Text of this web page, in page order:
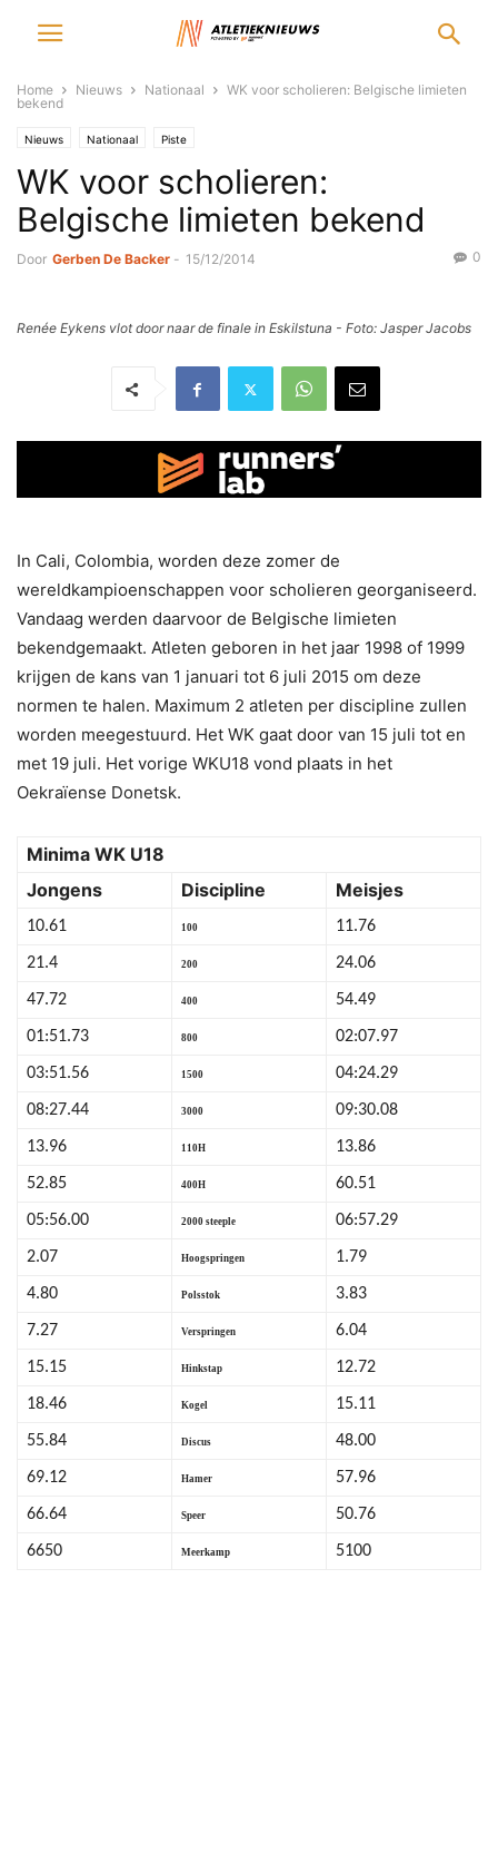
Home Nieuws Nationaal
WK voor scholieren: Belgische limieten
bekend
Nieuws Nationaal Piste
WK voor scholieren:
Belgische limieten bekend
Door Gerben De Backer - 15/12/2014 0
Renée Eykens vlot door naar de finale in Eskilstuna - Foto: Jasper Jacobs
In Cali, Colombia, worden deze zomer de
wereldkampioenschappen voor scholieren georganiseerd.
Vandaag werden daarvoor de Belgische limieten
bekendgemaakt. Atleten geboren in het jaar 1998 of 1999
krijgen de kans van 1 januari tot 6 juli 2015 om deze
normen te halen. Maximum 2 atleten per discipline zullen
worden meegestuurd. Het WK gaat door van 15 juli tot en
met 19 juli. Het vorige WKU18 vond plaats in het
Oekraïense Donetsk.
Minima WK U18
Jongens
Discipline Meisjes
10.61 100 11.76
21.4 200 24.06
47.72 400 54.49
01:51.73 800 02:07.97
03:51.56 1500 04:24.29
08:27.44 3000 09:30.08
13.96 110H 13.86
52.85 400H 60.51
05:56.00 2000 steeple 06:57.29
2.07 Hoogspringen 1.79
4.80 Polsstok 3.83
7.27 Verspringen 6.04
15.15 Hinkstap 12.72
18.46 Kogel 15.11
55.84 Discus 48.00
69.12 Hamer 57.96
66.64 Speer 50.76
6650 Meerkamp 5100